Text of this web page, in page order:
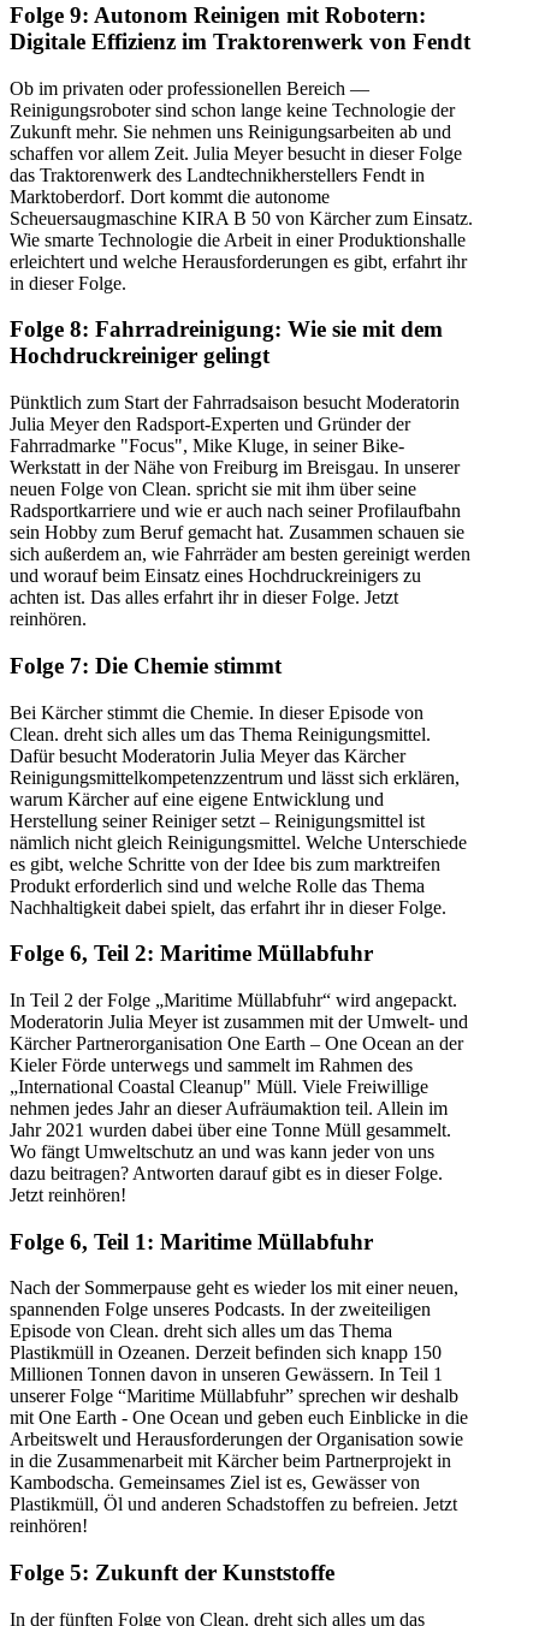
Folge 9: Autonom Reinigen mit Robotern:
Digitale Effizienz im Traktorenwerk von Fendt
Ob im privaten oder professionellen Bereich —
Reinigungsroboter sind schon lange keine Technologie der
Zukunft mehr. Sie nehmen uns Reinigungsarbeiten ab und
schaffen vor allem Zeit. Julia Meyer besucht in dieser Folge
das Traktorenwerk des Landtechnikherstellers Fendt in
Marktoberdorf. Dort kommt die autonome
Scheuersaugmaschine KIRA B 50 von Kärcher zum Einsatz.
Wie smarte Technologie die Arbeit in einer Produktionshalle
erleichtert und welche Herausforderungen es gibt, erfahrt ihr
in dieser Folge.
Folge 8: Fahrradreinigung: Wie sie mit dem
Hochdruckreiniger gelingt
Pünktlich zum Start der Fahrradsaison besucht Moderatorin
Julia Meyer den Radsport-Experten und Gründer der
Fahrradmarke "Focus", Mike Kluge, in seiner Bike-
Werkstatt in der Nähe von Freiburg im Breisgau. In unserer
neuen Folge von Clean. spricht sie mit ihm über seine
Radsportkarriere und wie er auch nach seiner Profilaufbahn
sein Hobby zum Beruf gemacht hat. Zusammen schauen sie
sich außerdem an, wie Fahrräder am besten gereinigt werden
und worauf beim Einsatz eines Hochdruckreinigers zu
achten ist. Das alles erfahrt ihr in dieser Folge. Jetzt
reinhören.
Folge 7: Die Chemie stimmt
Bei Kärcher stimmt die Chemie. In dieser Episode von
Clean. dreht sich alles um das Thema Reinigungsmittel.
Dafür besucht Moderatorin Julia Meyer das Kärcher
Reinigungsmittelkompetenzzentrum und lässt sich erklären,
warum Kärcher auf eine eigene Entwicklung und
Herstellung seiner Reiniger setzt – Reinigungsmittel ist
nämlich nicht gleich Reinigungsmittel. Welche Unterschiede
es gibt, welche Schritte von der Idee bis zum marktreifen
Produkt erforderlich sind und welche Rolle das Thema
Nachhaltigkeit dabei spielt, das erfahrt ihr in dieser Folge.
Folge 6, Teil 2: Maritime Müllabfuhr
In Teil 2 der Folge „Maritime Müllabfuhr“ wird angepackt.
Moderatorin Julia Meyer ist zusammen mit der Umwelt- und
Kärcher Partnerorganisation One Earth – One Ocean an der
Kieler Förde unterwegs und sammelt im Rahmen des
„International Coastal Cleanup" Müll. Viele Freiwillige
nehmen jedes Jahr an dieser Aufräumaktion teil. Allein im
Jahr 2021 wurden dabei über eine Tonne Müll gesammelt.
Wo fängt Umweltschutz an und was kann jeder von uns
dazu beitragen? Antworten darauf gibt es in dieser Folge.
Jetzt reinhören!
Folge 6, Teil 1: Maritime Müllabfuhr
Nach der Sommerpause geht es wieder los mit einer neuen,
spannenden Folge unseres Podcasts. In der zweiteiligen
Episode von Clean. dreht sich alles um das Thema
Plastikmüll in Ozeanen. Derzeit befinden sich knapp 150
Millionen Tonnen davon in unseren Gewässern. In Teil 1
unserer Folge “Maritime Müllabfuhr” sprechen wir deshalb
mit One Earth - One Ocean und geben euch Einblicke in die
Arbeitswelt und Herausforderungen der Organisation sowie
in die Zusammenarbeit mit Kärcher beim Partnerprojekt in
Kambodscha. Gemeinsames Ziel ist es, Gewässer von
Plastikmüll, Öl und anderen Schadstoffen zu befreien. Jetzt
reinhören!
Folge 5: Zukunft der Kunststoffe
In der fünften Folge von Clean. dreht sich alles um das